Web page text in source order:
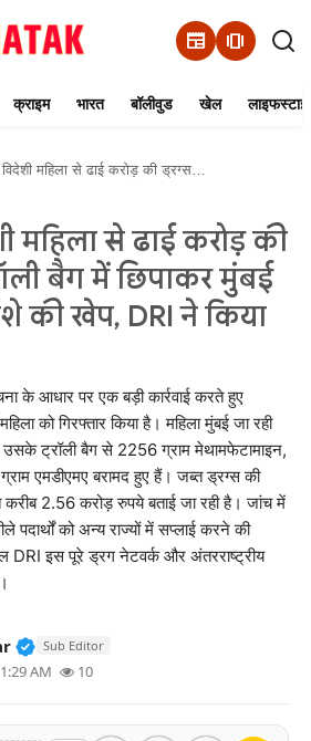
newspaper amp_stories
क्राइम भारत बॉलीवुड खेल
करोड़ की ड्रग्स बरामद: ट्रॉली बैग में छिपाकर मुंबई ले जा रही थी नशे की खेप, DRI ने किया गिरफ्तार
महिला से ढाई करोड़ की
बैग में छिपाकर मुंबई
की खेप, DRI ने किया
के आधार पर एक बड़ी कार्रवाई करते हुए
को गिरफ्तार किया है। महिला मुंबई जा रही
उसके ट्रॉली बैग से 2256 ग्राम मेथामफेटामाइन,
एमडीएमए बरामद हुए हैं। जब्त ड्रग्स की
करीब 2.56 करोड़ रुपये बताई जा रही है। जांच में
पदार्थों को अन्य राज्यों में सप्लाई करने की
DRI इस पूरे ड्रग नेटवर्क और अंतरराष्ट्रीय
Verified Public Figure • 11 Jun,
Sub Editor
AM 10